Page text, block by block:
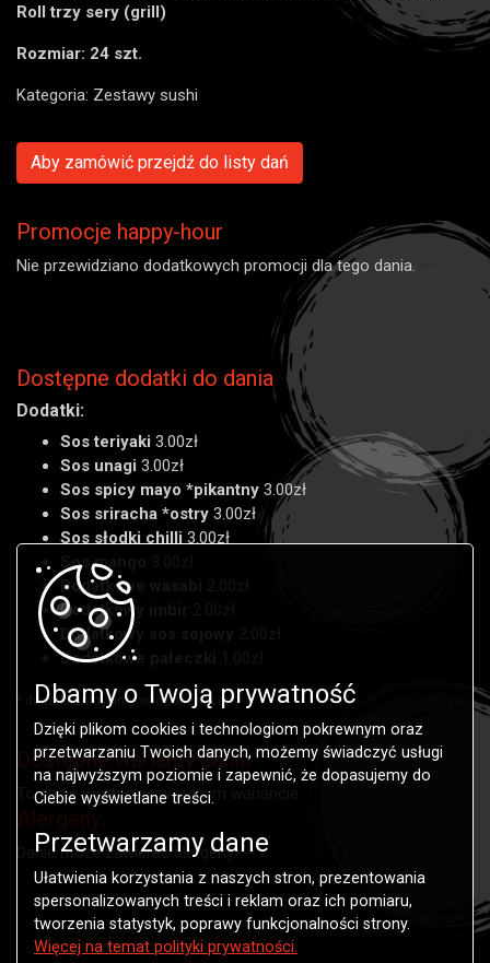
Roll trzy sery (grill)
Rozmiar: 24 szt.
Kategoria: Zestawy sushi
Aby zamówić przejdź do listy dań
Promocje happy-hour
Nie przewidziano dodatkowych promocji dla tego dania.
Dostępne dodatki do dania
Dodatki:
Sos teriyaki 3.00zł
Sos unagi 3.00zł
Sos spicy mayo *pikantny 3.00zł
Sos sriracha *ostry 3.00zł
Sos słodki chilli 3.00zł
Sos mango
Dodatkowe wasabi
Dodatkowy imbir
Dodatkowy sos sojowy
Dodatkowe pałeczki
* dodatki domyślne, wliczone w cenę
Dostępne warianty dania
To danie występuje w jednym wariancie.
Danie może zawierać alergeny: --
Dbamy o Twoją prywatność
Dzięki plikom cookies i technologiom pokrewnym oraz
przetwarzaniu Twoich danych, możemy świadczyć usługi
na najwyższym poziomie i zapewnić, że dopasujemy do
Ciebie wyświetlane treści.
Przetwarzamy dane
Ułatwienia korzystania z naszych stron, prezentowania
spersonalizowanych treści i reklam oraz ich pomiaru,
tworzenia statystyk, poprawy funkcjonalności strony.
Więcej na temat polityki prywatności.